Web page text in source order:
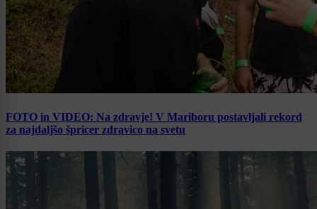
FOTO in VIDEO: Na zdravje! V Mariboru postavljali rekord
za najdaljšo špricer zdravico na svetu